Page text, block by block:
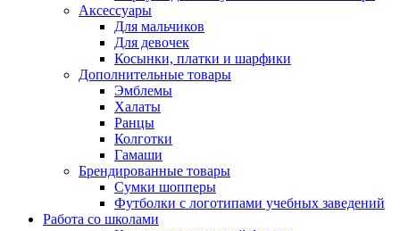
Аксессуары
Для мальчиков
Для девочек
Косынки, платки и шарфики
Дополнительные товары
Эмблемы
Халаты
Ранцы
Колготки
Гамаши
Брендированные товары
Сумки шопперы
Футболки с логотипами учебных заведений
Работа со школами